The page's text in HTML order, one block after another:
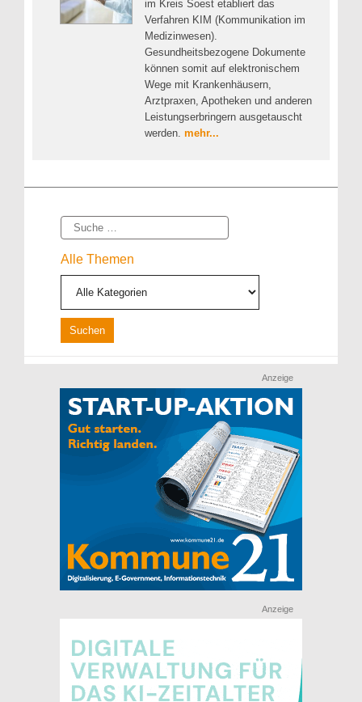
im Kreis Soest etabliert das
Verfahren KIM (Kommunikation im
Medizinwesen).
Gesundheitsbezogene Dokumente
können somit auf elektronischem
Wege mit Krankenhäusern,
Arztpraxen, Apotheken und anderen
Leistungserbringern ausgetauscht
werden. mehr...
Suche
Alle Themen
Anzeige
Anzeige